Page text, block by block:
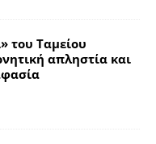
του Ταμείου
απληστία και